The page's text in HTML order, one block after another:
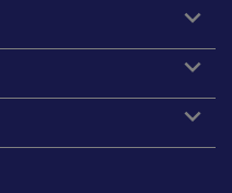
expand_more
expand_more
expand_more